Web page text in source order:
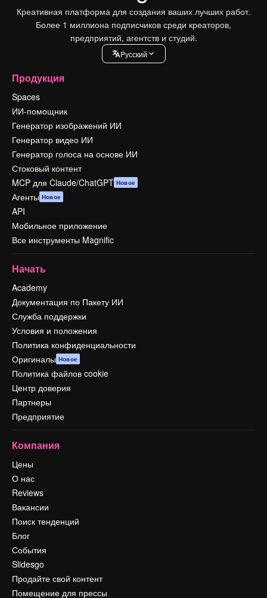
Креативная платформа для создания ваших лучших работ.
Более 1 миллиона подписчиков среди креаторов,
предприятий, агентств и студий.
Pусский
Продукция
Spaces
ИИ-помощник
Генератор изображений ИИ
Генератор видео ИИ
Генератор голоса на основе ИИ
Стоковый контент
MCP для Claude/ChatGPT Новое
Агенты Новое
API
Мобильное приложение
Все инструменты Magnific
Начать
Academy
Документация по Пакету ИИ
Служба поддержки
Условия и положения
Политика конфиденциальности
Оригиналы Новое
Политика файлов cookie
Центр доверия
Партнеры
Предприятие
Компания
Цены
О нас
Reviews
Вакансии
Поиск тенденций
Блог
События
Slidesgo
Продайте свой контент
Помещение для прессы